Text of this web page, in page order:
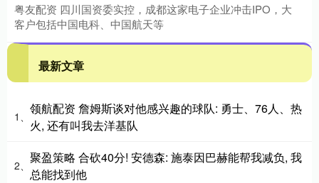
粤友配资 四川国资委实控，成都这家电子企业冲击IPO，大
客户包括中国电科、中国航天等
最新文章
1、
领航配资 詹姆斯谈对他感兴趣的球队: 勇士、76人、热
火, 还有叫我去洋基队
2、
聚盈策略 合砍40分! 安德森: 施泰因巴赫能帮我减负, 我
总能找到他